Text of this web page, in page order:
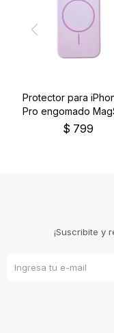
Protector para
Pro engomado
color lila
$ 799
¡Suscribite y